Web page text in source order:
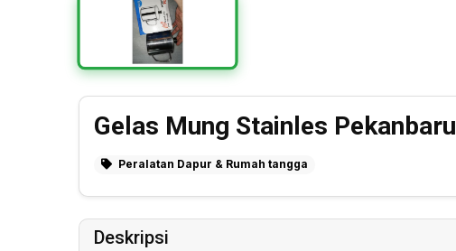
Gelas Mung Stainles Pekanbaru
Peralatan Dapur & Rumah tangga
Deskripsi